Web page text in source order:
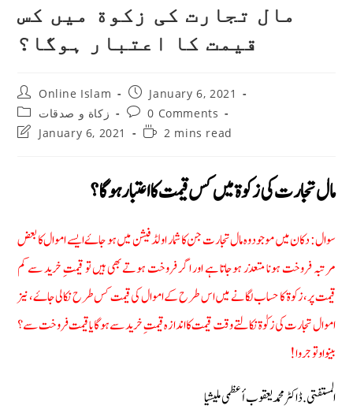
مال تجارت کی زکوة میں کس
قیمت کا اعتبار ہوگا؟
Post
author:
Online Islam
Post
published:
January 6, 2021
Post
category:
زکاة و صدقات
Post
comments:
0 Comments
PostJanuary 6, 2021
Reading2 mins read
مال تجارت کی زکوة میں کس قیمت کا اعتبار ہوگا؟
سوال: دکان میں موجود وہ مال تجارت جن کا شمار اولڈ فیشن میں ہو جاۓ ایسے اموال کا بعض
مرتبہ فروخت ہونا متعذر ہوجاتا ہے اور اگر فروخت ہوتے بھی ہیں تو قیمتِ خرید سے کم
قیمت پر، زکوة کا حساب لگانے میں اس طرح کے اموال کی قیمت کس طرح نکالی جاۓ، نیز
اموال تجارت کی زکوٰة نکالتے وقت قیمت کا اندازہ قیمتِ خرید سے ہوگا یا قیمت فروخت سے؟
بینوا وتوجروا!
المستفتی .ڈاکٹر محمد یعقوب أعظمی ملیشیا